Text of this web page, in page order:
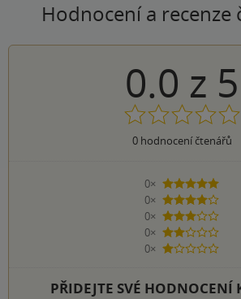
Hodnocení a recenze
0.0 z 5
0hodnocení čtenářů
0×
5 hvězdiček
0×
4 hvězdičky
0×
3 hvězdičky
0×
2 hvězdičky
0×
1 hvezdička
PŘIDEJTE SVÉ HODNOCENÍ